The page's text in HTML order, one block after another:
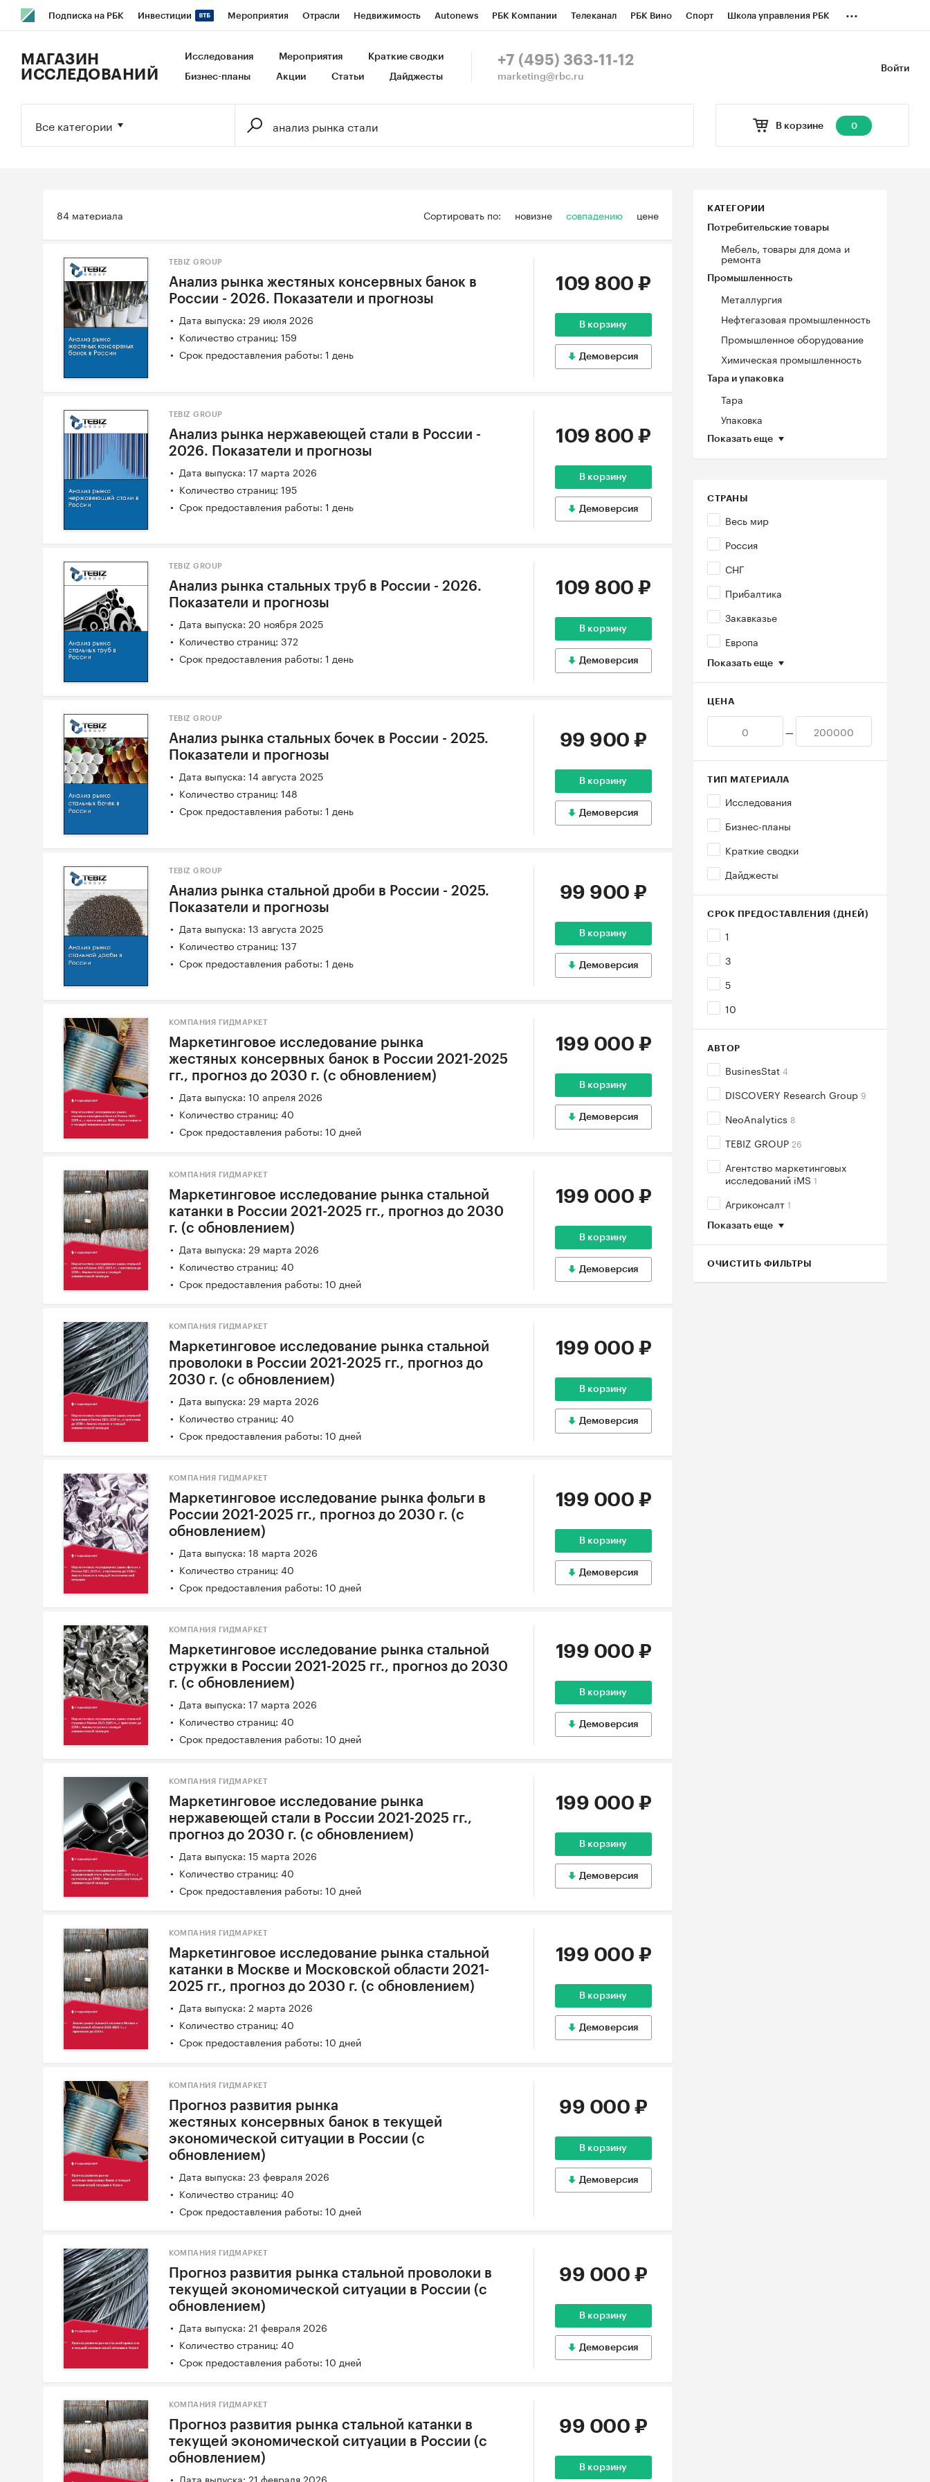
Подписка на РБК Инвестиции Мероприятия Отрасли Недвижимость Autonews РБК Компании Телеканал РБК Вино Спорт Школа управления РБК
Исследования Кредитные рейтинги Франшизы Газета Спецпроекты СПб Конференции СПб Спецпроекты
...
Войти
МАГАЗИН
ИССЛЕДОВАНИЙ
Исследования Мероприятия Краткие сводки
Бизнес-планы Акции Статьи Дайджесты
+7 (495) 363-11-12
marketing@rbc.ru
В корзине 0
Все категории
Сортировать по: новизне совпадению цене
84 материала КАТЕГОРИИ
Потребительские товары
Мебель, товары для дома и
ремонта
Промышленность
Металлургия
Нефтегазовая промышленность
Промышленное оборудование
Химическая промышленность
Тара и упаковка
Тара
Упаковка
Показать еще
СТРАНЫ
Весь мир
Россия
СНГ
Прибалтика
Закавказье
Европа
Показать еще
ЦЕНА
—
ТИП МАТЕРИАЛА
Исследования
Бизнес-планы
Краткие сводки
Дайджесты
СРОК ПРЕДОСТАВЛЕНИЯ (ДНЕЙ)
1
3
5
10
АВТОР
BusinesStat 4
DISCOVERY Research Group 9
NeoAnalytics 8
TEBIZ GROUP 26
Агентство маркетинговых
исследований iMS 1
Агриконсалт 1
Показать еще
ОЧИСТИТЬ ФИЛЬТРЫ
TEBIZ GROUP
Анализ рынка жестяных консервных банок в
России - 2026. Показатели и прогнозы
Дата выпуска: 29 июля 2026
Количество страниц: 159
Срок предоставления работы: 1 день
109 800 ₽
В корзину
Демоверсия
TEBIZ GROUP
Анализ рынка нержавеющей стали в России -
2026. Показатели и прогнозы
Дата выпуска: 17 марта 2026
Количество страниц: 195
Срок предоставления работы: 1 день
109 800 ₽
В корзину
Демоверсия
TEBIZ GROUP
Анализ рынка стальных труб в России - 2026.
Показатели и прогнозы
Дата выпуска: 20 ноября 2025
Количество страниц: 372
Срок предоставления работы: 1 день
109 800 ₽
В корзину
Демоверсия
TEBIZ GROUP
Анализ рынка стальных бочек в России - 2025.
Показатели и прогнозы
Дата выпуска: 14 августа 2025
Количество страниц: 148
Срок предоставления работы: 1 день
99 900 ₽
В корзину
Демоверсия
TEBIZ GROUP
Анализ рынка стальной дроби в России - 2025.
Показатели и прогнозы
Дата выпуска: 13 августа 2025
Количество страниц: 137
Срок предоставления работы: 1 день
99 900 ₽
В корзину
Демоверсия
КОМПАНИЯ ГИДМАРКЕТ
Маркетинговое исследование рынка
жестяных консервных банок в России 2021-2025
гг., прогноз до 2030 г. (с обновлением)
Дата выпуска: 10 апреля 2026
Количество страниц: 40
Срок предоставления работы: 10 дней
199 000 ₽
В корзину
Демоверсия
КОМПАНИЯ ГИДМАРКЕТ
Маркетинговое исследование рынка стальной
катанки в России 2021-2025 гг., прогноз до 2030
г. (с обновлением)
Дата выпуска: 29 марта 2026
Количество страниц: 40
Срок предоставления работы: 10 дней
199 000 ₽
В корзину
Демоверсия
КОМПАНИЯ ГИДМАРКЕТ
Маркетинговое исследование рынка стальной
проволоки в России 2021-2025 гг., прогноз до
2030 г. (с обновлением)
Дата выпуска: 29 марта 2026
Количество страниц: 40
Срок предоставления работы: 10 дней
199 000 ₽
В корзину
Демоверсия
КОМПАНИЯ ГИДМАРКЕТ
Маркетинговое исследование рынка фольги в
России 2021-2025 гг., прогноз до 2030 г. (с
обновлением)
Дата выпуска: 18 марта 2026
Количество страниц: 40
Срок предоставления работы: 10 дней
199 000 ₽
В корзину
Демоверсия
КОМПАНИЯ ГИДМАРКЕТ
Маркетинговое исследование рынка стальной
стружки в России 2021-2025 гг., прогноз до 2030
г. (с обновлением)
Дата выпуска: 17 марта 2026
Количество страниц: 40
Срок предоставления работы: 10 дней
199 000 ₽
В корзину
Демоверсия
КОМПАНИЯ ГИДМАРКЕТ
Маркетинговое исследование рынка
нержавеющей стали в России 2021-2025 гг.,
прогноз до 2030 г. (с обновлением)
Дата выпуска: 15 марта 2026
Количество страниц: 40
Срок предоставления работы: 10 дней
199 000 ₽
В корзину
Демоверсия
КОМПАНИЯ ГИДМАРКЕТ
Маркетинговое исследование рынка стальной
катанки в Москве и Московской области 2021-
2025 гг., прогноз до 2030 г. (с обновлением)
Дата выпуска: 2 марта 2026
Количество страниц: 40
Срок предоставления работы: 10 дней
199 000 ₽
В корзину
Демоверсия
КОМПАНИЯ ГИДМАРКЕТ
Прогноз развития рынка
жестяных консервных банок в текущей
экономической ситуации в России (с
обновлением)
Дата выпуска: 23 февраля 2026
Количество страниц: 40
Срок предоставления работы: 10 дней
99 000 ₽
В корзину
Демоверсия
КОМПАНИЯ ГИДМАРКЕТ
Прогноз развития рынка стальной проволоки в
текущей экономической ситуации в России (с
обновлением)
Дата выпуска: 21 февраля 2026
Количество страниц: 40
Срок предоставления работы: 10 дней
99 000 ₽
В корзину
Демоверсия
КОМПАНИЯ ГИДМАРКЕТ
Прогноз развития рынка стальной катанки в
текущей экономической ситуации в России (с
обновлением)
Дата выпуска: 21 февраля 2026
99 000 ₽
В корзину